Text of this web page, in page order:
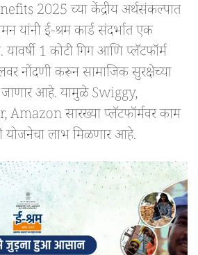
2025 च्या केंद्रीय अर्थसंकल्पात
यांनी ई-श्रम कार्ड संदर्भात एक
1 कोटी गिग आणि प्लॅटफॉर्म
नोंदणी करून सामाजिक सुरक्षेच्या
जाणार आहे. यामुळे Swiggy,
सारख्या प्लॅटफॉर्मवर काम
योजनेचा लाभ मिळणार आहे.